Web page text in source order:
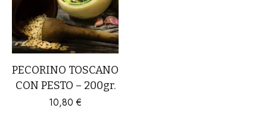
PECORINO TOSCANO
CON PESTO – 200gr.
10,80€